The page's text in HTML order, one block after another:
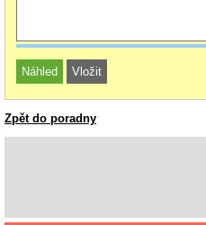
Zpět do poradny